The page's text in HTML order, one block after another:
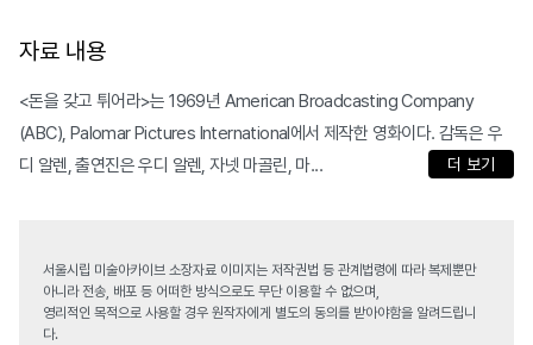
자료 내용
<돈을 갖고 튀어라>는 1969년 American Broadcasting Company
(ABC), Palomar Pictures International에서 제작한 영화이다. 감독은 우
디 알렌, 출연진은 우디 알렌, 자넷 마골린, 마...
더 보기
서울시립 미술아카이브 소장자료 이미지는 저작권법 등 관계법령에 따라 복제뿐만
아니라 전송, 배포 등 어떠한 방식으로도 무단 이용할 수 없으며,
영리적인 목적으로 사용할 경우 원작자에게 별도의 동의를 받아야함을 알려드립니
다.